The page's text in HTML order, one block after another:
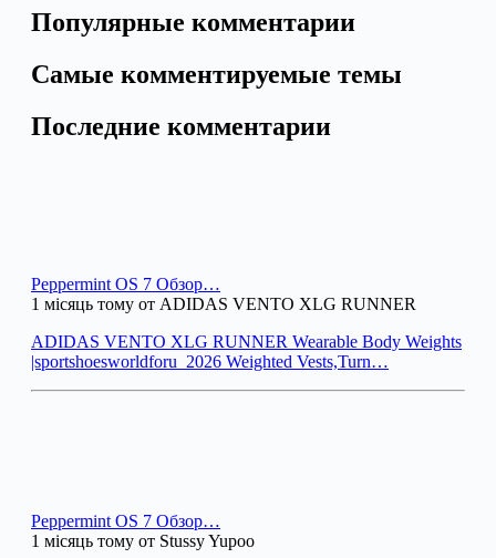
Популярные комментарии
Самые комментируемые темы
Последние комментарии
Peppermint OS 7 Обзор…
1 місяць тому от ADIDAS VENTO XLG RUNNER
ADIDAS VENTO XLG RUNNER Wearable Body Weights
|sportshoesworldforu_2026 Weighted Vests,Turn…
Peppermint OS 7 Обзор…
1 місяць тому от Stussy Yupoo